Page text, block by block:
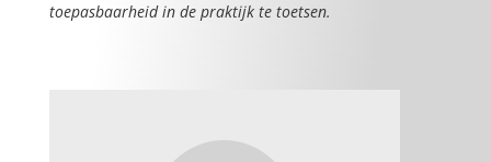
toepasbaarheid in de praktijk te toetsen.